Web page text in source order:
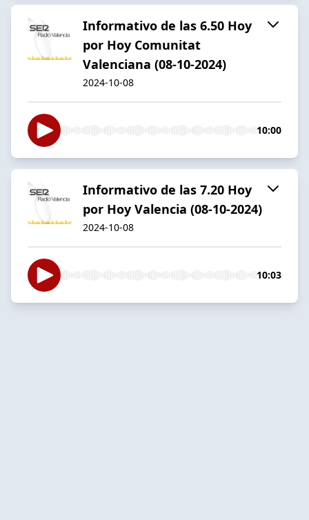
Informativo de las 6.50 Hoy
por Hoy Comunitat
Valenciana (08-10-2024)
2024-10-08
10:00
Informativo de las 7.20 Hoy
por Hoy Valencia (08-10-2024)
2024-10-08
10:03